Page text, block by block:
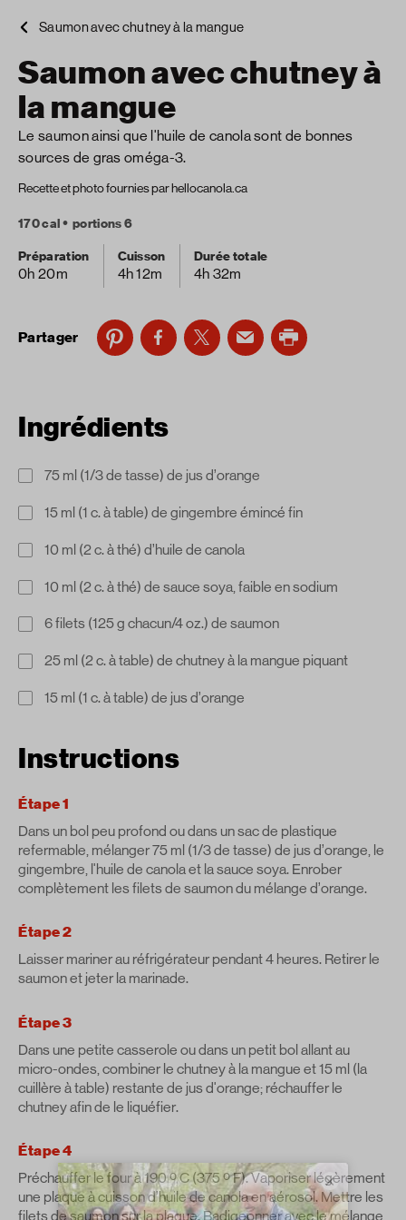
Saumon avec chutney à la mangue
Saumon avec chutney à
la mangue
Le saumon ainsi que l'huile de canola sont de bonnes
sources de gras oméga-3.
Recette et photo fournies par hellocanola.ca
170 cal
portions 6
Préparation
0h 20m
Cuisson
4h 12m
Durée totale
4h 32m
Partager
Ingrédients
75 ml (1/3 de tasse) de jus d’orange
15 ml (1 c. à table) de gingembre émincé fin
10 ml (2 c. à thé) d’huile de canola
10 ml (2 c. à thé) de sauce soya, faible en sodium
6 filets (125 g chacun/4 oz.) de saumon
25 ml (2 c. à table) de chutney à la mangue piquant
15 ml (1 c. à table) de jus d’orange
Instructions
Étape 1
Dans un bol peu profond ou dans un sac de plastique
refermable, mélanger 75 ml (1/3 de tasse) de jus d’orange, le
gingembre, l'huile de canola et la sauce soya. Enrober
complètement les filets de saumon du mélange d’orange.
Étape 2
Laisser mariner au réfrigérateur pendant 4 heures. Retirer le
saumon et jeter la marinade.
Étape 3
Dans une petite casserole ou dans un petit bol allant au
micro-ondes, combiner le chutney à la mangue et 15 ml (la
cuillère à table) restante de jus d'orange; réchauffer le
chutney afin de le liquéfier.
Étape 4
Préchauffer le four à 190 º C (375 º F). Vaporiser légèrement
une plaque à cuisson d’huile de canola en aérosol. Mettre les
filets de saumon sur la plaque. Badigeonner avec le mélange
×